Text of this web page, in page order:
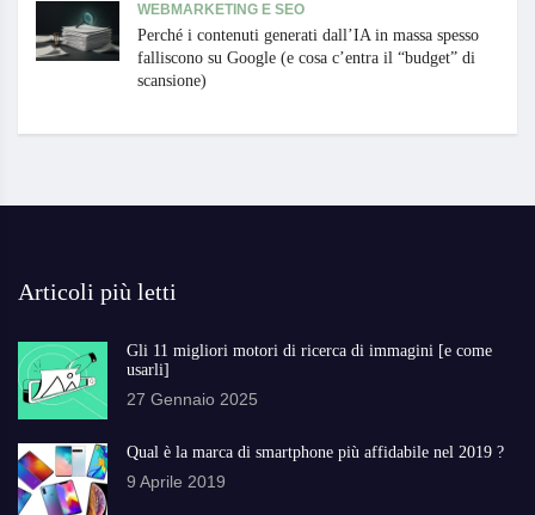
WEBMARKETING E SEO
Perché i contenuti generati dall’IA in massa spesso
falliscono su Google (e cosa c’entra il “budget” di
scansione)
Articoli più letti
Gli 11 migliori motori di ricerca di immagini [e come
usarli]
27 Gennaio 2025
Qual è la marca di smartphone più affidabile nel 2019 ?
9 Aprile 2019